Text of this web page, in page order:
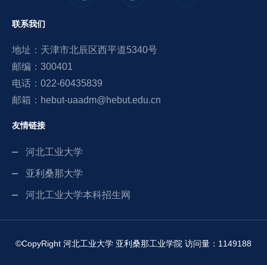
联系我们
地址：天津市北辰区西平道5340号
邮编：300401
电话：022-60435839
邮箱：hebut-uaadm@hebut.edu.cn
友情链接
河北工业大学
亚利桑那大学
河北工业大学本科招生网
©CopyRight 河北工业大学 亚利桑那工业学院 访问量： 1149188